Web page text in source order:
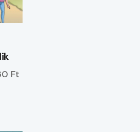
Ft